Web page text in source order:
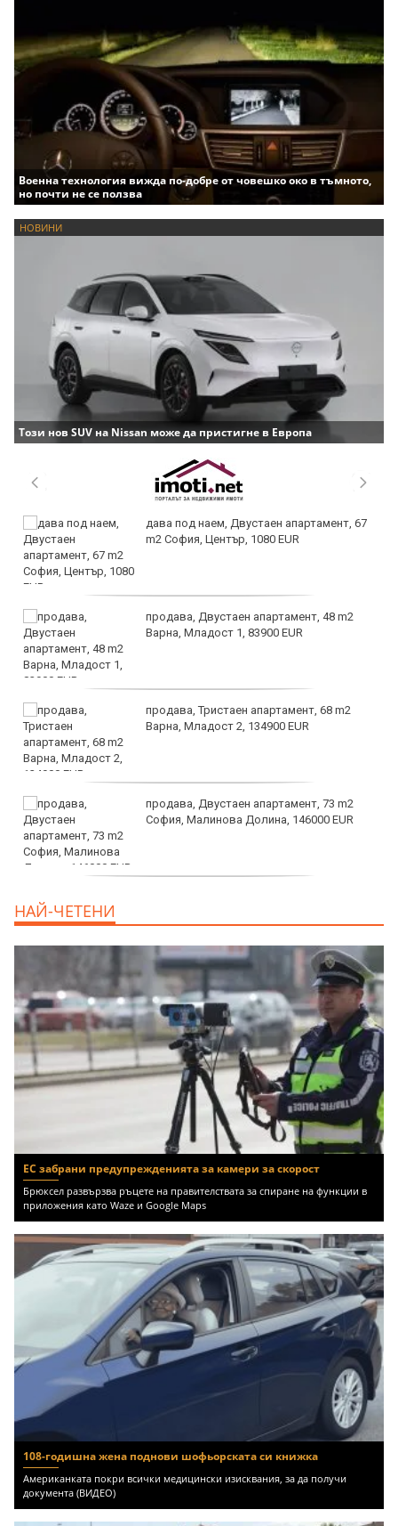
Военна технология вижда по-добре от човешко око в тъмното,
но почти не се ползва
НОВИНИ
Този нов SUV на Nissan може да пристигне в Европа
дава под наем, Двустаен апартамент, 67
m2 София, Център, 1080 EUR
продава, Двустаен апартамент, 48 m2
Варна, Младост 1, 83900 EUR
продава, Тристаен апартамент, 68 m2
Варна, Младост 2, 134900 EUR
продава, Двустаен апартамент, 73 m2
София, Малинова Долина, 146000 EUR
НАЙ-ЧЕТЕНИ
ЕС забрани предупрежденията за камери за скорост
Брюксел развързва ръцете на правителствата за спиране на функции в
приложения като Waze и Google Maps
108-годишна жена поднови шофьорската си книжка
Американката покри всички медицински изисквания, за да получи
документа (ВИДЕО)